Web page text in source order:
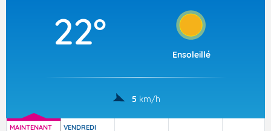
22°
Ensoleillé
5 km/h
MAINTENANT VENDREDI